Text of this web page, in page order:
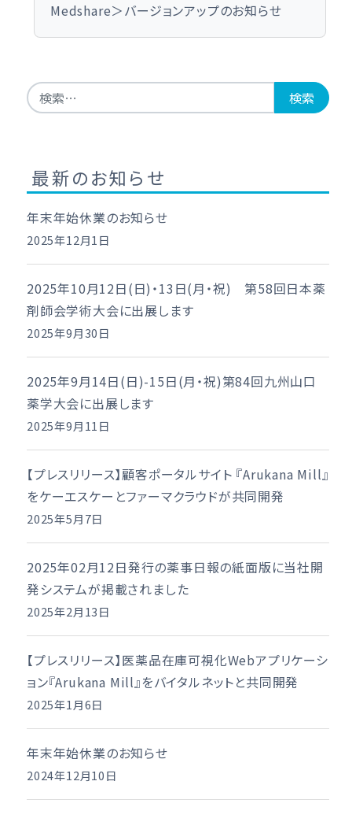
Medshare＞バージョンアップのお知らせ
検索:
最新のお知らせ
年末年始休業のお知らせ
2025年12月1日
2025年10月12日(日)・13日(月・祝) 第58回日本薬
剤師会学術大会に出展します
2025年9月30日
2025年9月14日(日)-15日(月・祝)第84回九州山口
薬学大会に出展します
2025年9月11日
【プレスリリース】顧客ポータルサイト 『Arukana Mill』
をケーエスケーとファーマクラウドが共同開発
2025年5月7日
2025年02月12日発行の薬事日報の紙面版に当社開
発システムが掲載されました
2025年2月13日
【プレスリリース】医薬品在庫可視化Webアプリケーシ
ョン『Arukana Mill』をバイタルネットと共同開発
2025年1月6日
年末年始休業のお知らせ
2024年12月10日